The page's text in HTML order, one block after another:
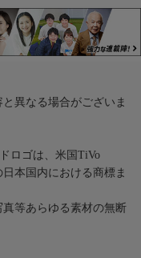
異なる場合がございま
ロゴは、米国TiVo
本国内における商標ま
等あらゆる素材の無断